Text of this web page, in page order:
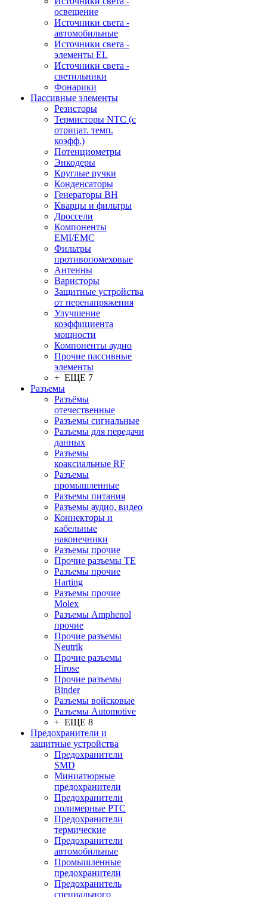
освещение
Источники света -
автомобильные
Источники света -
элементы EL
Источники света -
светильники
Фонарики
Пассивные элементы
Резисторы
Термисторы NTC (с
отрицат. темп.
коэфф.)
Потенциометры
Энкодеры
Круглые ручки
Конденсаторы
Генераторы ВН
Кварцы и фильтры
Дроссели
Компоненты
EMI/EMC
Фильтры
противопомеховые
Антенны
Варисторы
Защитные устройства
от перенапряжения
Улучшение
коэффициента
мощности
Компоненты аудио
Прочие пассивные
элементы
+ ЕЩЕ 7
Разъeмы
Разъёмы
отечественные
Разъeмы сигнальные
Разъeмы для передачи
данных
Разъeмы
коаксиальные RF
Разъeмы
промышленные
Разъeмы питания
Разъeмы аудио, видео
Коннекторы и
кабельные
наконечники
Разъeмы прочие
Прочие разъемы TE
Разъемы прочие
Harting
Разъемы прочие
Molex
Разъемы Amphenol
прочие
Прочие разъемы
Neutrik
Прочие разъемы
Hirose
Прочие разъемы
Binder
Разъемы войсковые
Разъeмы Automotive
+ ЕЩЕ 8
Предохранители и
защитные устройства
Предохранители
SMD
Миниатюрные
предохранители
Предохранители
полимерные PTC
Предохранители
термические
Предохранители
автомобильные
Промышленные
предохранители
Предохранитель
специального